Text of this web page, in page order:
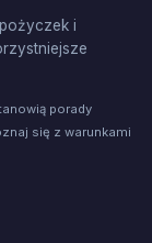
i
porady
się z warunkami